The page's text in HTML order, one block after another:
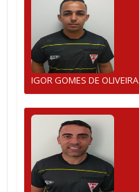
IGOR GOMES DE OLIVEIRA